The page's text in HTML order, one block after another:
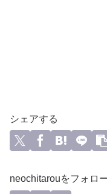
シェアする
neochitarouをフォロ